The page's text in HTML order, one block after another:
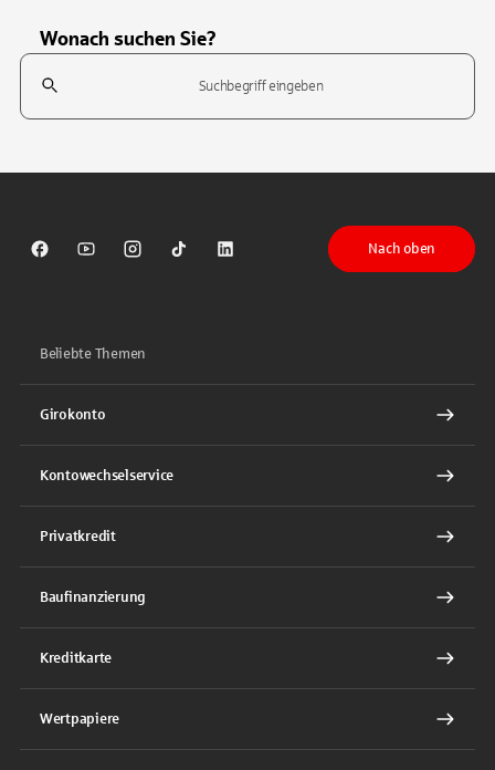
Wonach suchen Sie?
Suchfeld
Sparkasse auf Facebook
Sparkasse auf Youtube
Sparkasse auf Instagram
Sparkasse auf TikTok
Sparkasse auf LinkedIn
Nach oben
Beliebte Themen
Girokonto
Kontowechselservice
Privatkredit
Baufinanzierung
Kreditkarte
Wertpapiere